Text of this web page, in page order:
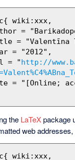
= "
http://
the LaTeXpackage
web